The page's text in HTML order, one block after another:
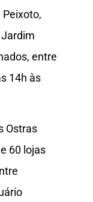
entre
14h às
Ostras
60 lojas